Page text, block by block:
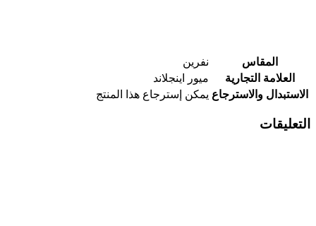
المقاس
نفرين
العلامة التجارية
ميور اينجلاند
الاستبدال والاسترجاع يمكن إسترجاع هذا المنتج
التعليقات